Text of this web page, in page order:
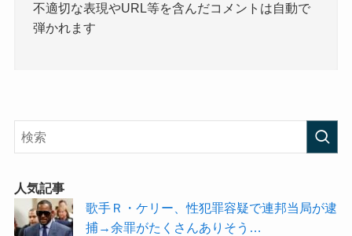
不適切な表現やURL等を含んだコメントは自動で
弾かれます
人気記事
歌手Ｒ・ケリー、性犯罪容疑で連邦当局が逮
捕→余罪がたくさんありそう…